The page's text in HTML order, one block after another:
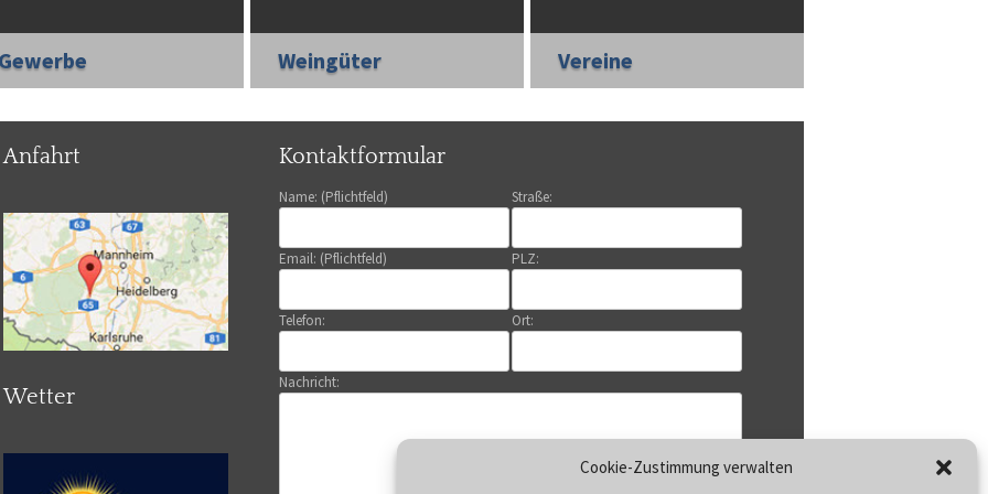
Cookie-Zustimmung verwalten
Weingüter Vereine
Anfahrt
Wetter
Kontaktformular
Name: (Pflichtfeld)
Email: (Pflichtfeld)
Telefon:
Straße:
PLZ:
Ort:
Nachricht: